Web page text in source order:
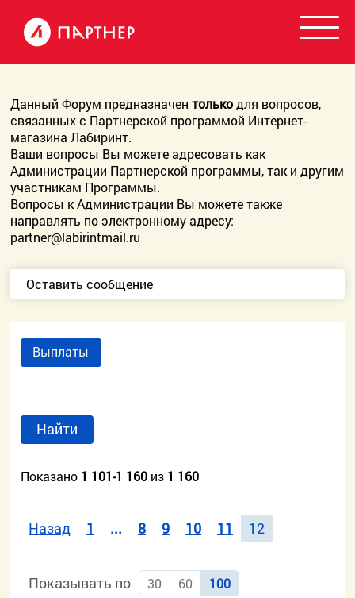
Данный Форум предназначентолькодля вопросов,
связанных с Партнерской программой Интернет-
магазина Лабиринт.
Ваши вопросы Вы можете адресовать как
Администрации Партнерской программы, так и другим
участникам Программы.
Вопросы к Администрации Вы можете также
направлять по электронному адресу:
partner@labirintmail.ru
Оставить сообщение
Выплаты
Найти
Показано 1 101-1 160 из 1 160
Назад 1 ... 8 9 10 11 12
Показывать по 30 60 100